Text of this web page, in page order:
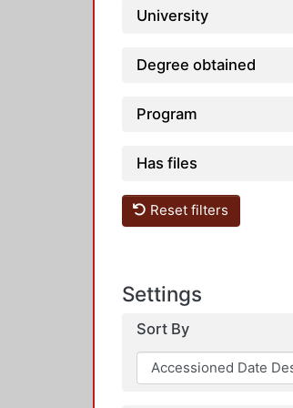
University
Degree obtained
Program
Has files
Reset filters
Settings
Sort By